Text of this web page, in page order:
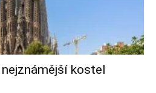
kostel